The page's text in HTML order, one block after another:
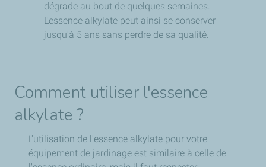
dégrade au bout de quelques semaines.
L'essence alkylate peut ainsi se conserver
jusqu'à 5 ans sans perdre de sa qualité.
Comment utiliser l'essence
alkylate ?
L'utilisation de l'essence alkylate pour votre
équipement de jardinage est similaire à celle de